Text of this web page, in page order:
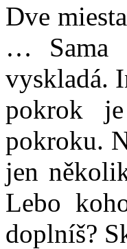
Dve
… Sama
vyskladá.
pokrok
pokroku.
jen
Lebo
doplníš?